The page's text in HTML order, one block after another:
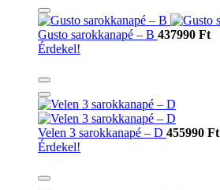
Gusto sarokkanapé – B 437990 Ft
Érdekel!
Velen 3 sarokkanapé – D 455990 Ft
Érdekel!